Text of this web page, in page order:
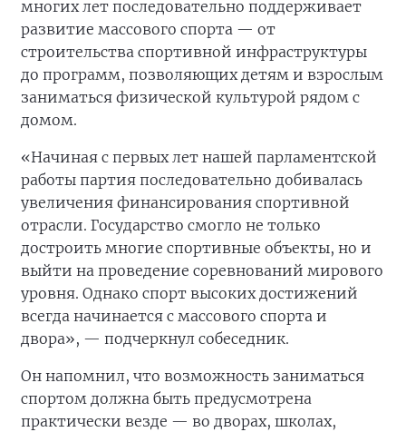
многих лет последовательно поддерживает
развитие массового спорта — от
строительства спортивной инфраструктуры
до программ, позволяющих детям и взрослым
заниматься физической культурой рядом с
домом.
«Начиная с первых лет нашей парламентской
работы партия последовательно добивалась
увеличения финансирования спортивной
отрасли. Государство смогло не только
достроить многие спортивные объекты, но и
выйти на проведение соревнований мирового
уровня. Однако спорт высоких достижений
всегда начинается с массового спорта и
двора», — подчеркнул собеседник.
Он напомнил, что возможность заниматься
спортом должна быть предусмотрена
практически везде — во дворах, школах,